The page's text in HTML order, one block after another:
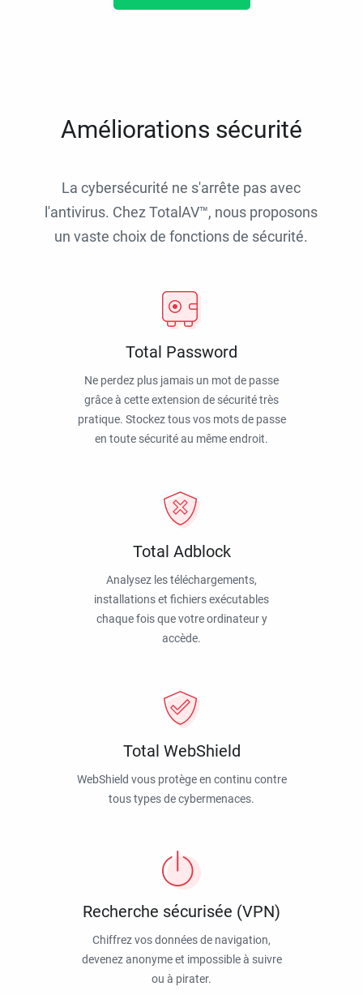
Améliorations sécurité
La cybersécurité ne s'arrête pas avec
l'antivirus. Chez TotalAV™, nous proposons
un vaste choix de fonctions de sécurité.
Total Password
Ne perdez plus jamais un mot de passe
grâce à cette extension de sécurité très
pratique. Stockez tous vos mots de passe
en toute sécurité au même endroit.
Total Adblock
Analysez les téléchargements,
installations et fichiers exécutables
chaque fois que votre ordinateur y
accède.
Total WebShield
WebShield vous protège en continu contre
tous types de cybermenaces.
Recherche sécurisée (VPN)
Chiffrez vos données de navigation,
devenez anonyme et impossible à suivre
ou à pirater.